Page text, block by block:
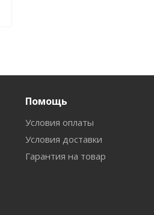
Помощь
Условия оплаты
Условия доставки
Гарантия на товар